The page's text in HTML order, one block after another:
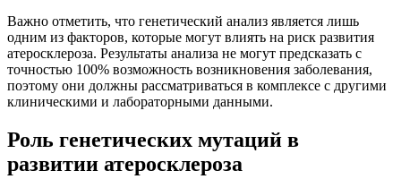
Важно отметить, что генетический анализ является лишь
одним из факторов, которые могут влиять на риск развития
атеросклероза. Результаты анализа не могут предсказать с
точностью 100% возможность возникновения заболевания,
поэтому они должны рассматриваться в комплексе с другими
клиническими и лабораторными данными.
Роль генетических мутаций в
развитии атеросклероза